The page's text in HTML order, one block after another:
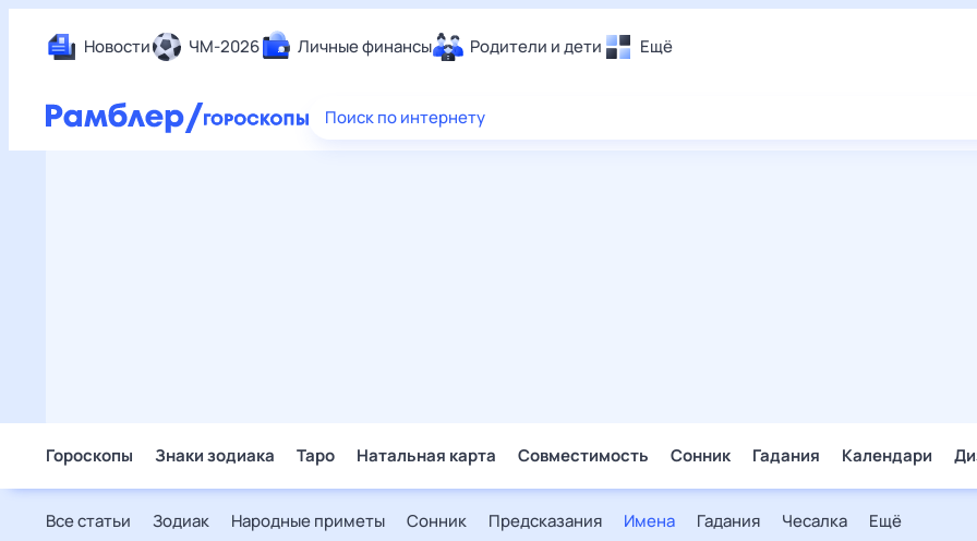
Новости ЧМ-2026 Личные финансы Родители и дети Ещё
Еда
Поиск по интернету
Гороскопы Знаки зодиака Таро Натальная карта Совместимость Сонник Гадания Календари
Все статьи Зодиак Народные приметы Сонник Предсказания Имена Гадания Чесалка Ещё